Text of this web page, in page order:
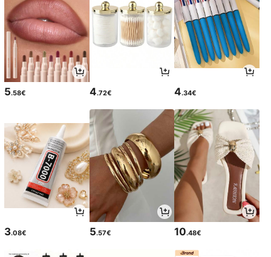
5.58€ 4.72€ 4.34€
3.08€ 5.57€ 10.48€